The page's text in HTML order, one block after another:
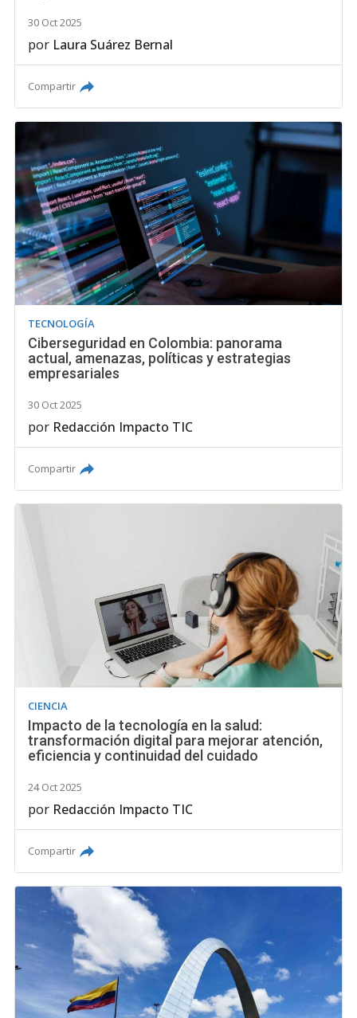
30 Oct 2025
por Laura Suárez Bernal
Compartir
TECNOLOGÍA
Ciberseguridad en Colombia: panorama
actual, amenazas, políticas y estrategias
empresariales
30 Oct 2025
por Redacción Impacto TIC
Compartir
CIENCIA
Impacto de la tecnología en la salud:
transformación digital para mejorar atención,
eficiencia y continuidad del cuidado
24 Oct 2025
por Redacción Impacto TIC
Compartir